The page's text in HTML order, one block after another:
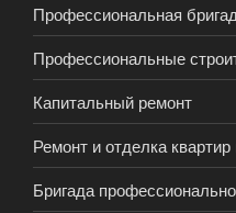
Профессиональная
Профессиональные
Капитальный ремонт
Ремонт и отделка
Бригада